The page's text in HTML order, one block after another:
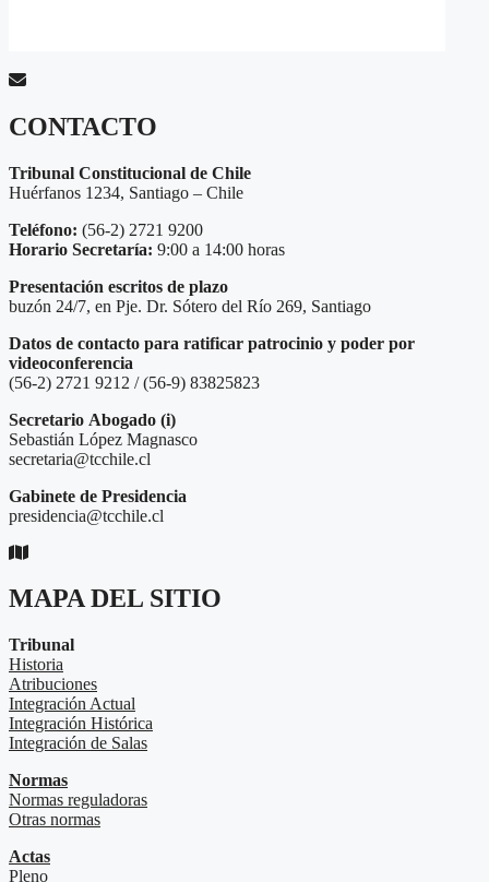
CONTACTO
Tribunal Constitucional de Chile
Huérfanos 1234, Santiago – Chile
Teléfono: (56-2) 2721 9200
Horario Secretaría: 9:00 a 14:00 horas
Presentación escritos de plazo
buzón 24/7, en Pje. Dr. Sótero del Río 269, Santiago
Datos de contacto para ratificar patrocinio y poder por
videoconferencia
(56-2) 2721 9212 / (56-9) 83825823
Secretario Abogado (i)
Sebastián López Magnasco
secretaria@tcchile.cl
Gabinete de Presidencia
presidencia@tcchile.cl
MAPA DEL SITIO
Tribunal
Historia
Atribuciones
Integración Actual
Integración Histórica
Integración de Salas
Normas
Normas reguladoras
Otras normas
Actas
Pleno